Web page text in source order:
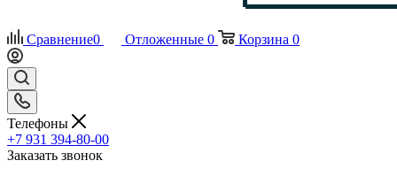
Сравнение0 Отложенные 0 Корзина 0
Телефоны
+7 931 394-80-00
Заказать звонок